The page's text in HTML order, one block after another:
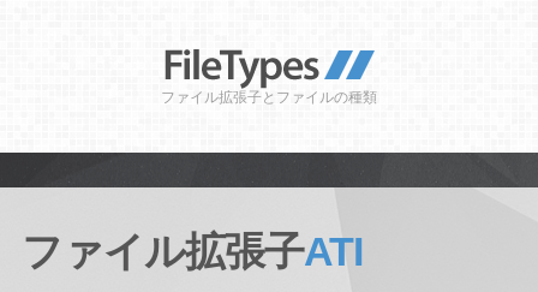
ファイル拡張子とファイルの種類
ファイル拡張子ATI